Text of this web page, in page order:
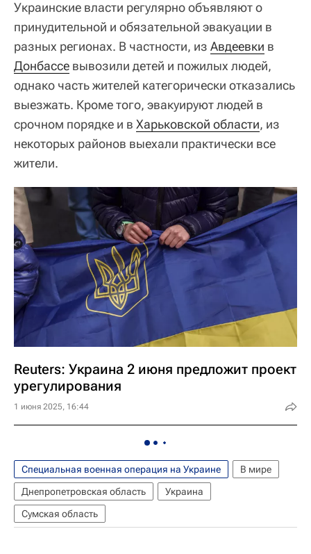
Украинские власти регулярно объявляют о
принудительной и обязательной эвакуации в
разных регионах. В частности, из Авдеевки в
Донбассе вывозили детей и пожилых людей,
однако часть жителей категорически отказались
выезжать. Кроме того, эвакуируют людей в
срочном порядке и в Харьковской области, из
некоторых районов выехали практически все
жители.
Reuters: Украина 2 июня предложит проект
урегулирования
1 июня 2025, 16:44
Специальная военная операция на Украине
В мире
Днепропетровская область
Украина
Сумская область